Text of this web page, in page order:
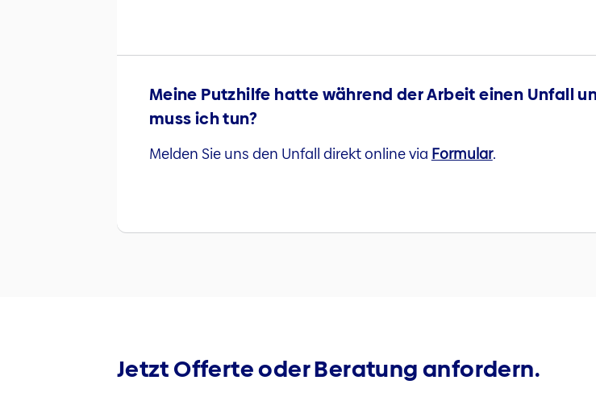
Meine Putzhilfe hatte während der Arbeit einen Unfall
muss ich tun?
Melden Sie uns den Unfall direkt online via Formular.
Jetzt Offerte oder Beratung anfordern.